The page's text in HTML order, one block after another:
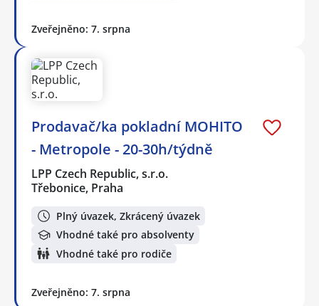
Zveřejněno: 7. srpna
Prodavač/ka pokladní MOHITO
- Metropole - 20-30h/týdně
LPP Czech Republic, s.r.o.
Třebonice, Praha
Plný úvazek, Zkrácený úvazek
Vhodné také pro absolventy
Vhodné také pro rodiče
Zveřejněno: 7. srpna